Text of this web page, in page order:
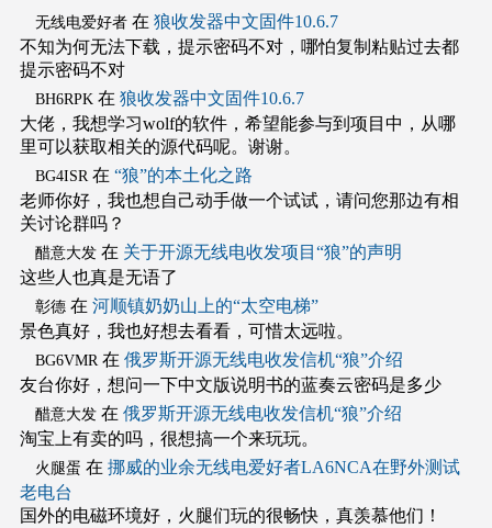
无线电爱好者在 狼收发器中文固件10.6.7
不知为何无法下载，提示密码不对，哪怕复制粘贴过去都
提示密码不对
BH6RPK 在 狼收发器中文固件10.6.7
大佬，我想学习wolf的软件，希望能参与到项目中，从哪
里可以获取相关的源代码呢。谢谢。
BG4ISR 在 “狼”的本土化之路
老师你好，我也想自己动手做一个试试，请问您那边有相
关讨论群吗？
醋意大发在 关于开源无线电收发项目“狼”的声明
这些人也真是无语了
彰德在 河顺镇奶奶山上的“太空电梯”
景色真好，我也好想去看看，可惜太远啦。
BG6VMR 在 俄罗斯开源无线电收发信机“狼”介绍
友台你好，想问一下中文版说明书的蓝奏云密码是多少
醋意大发在 俄罗斯开源无线电收发信机“狼”介绍
淘宝上有卖的吗，很想搞一个来玩玩。
火腿蛋 在 挪威的业余无线电爱好者LA6NCA在野外测试
老电台
国外的电磁环境好，火腿们玩的很畅快，真羡慕他们！